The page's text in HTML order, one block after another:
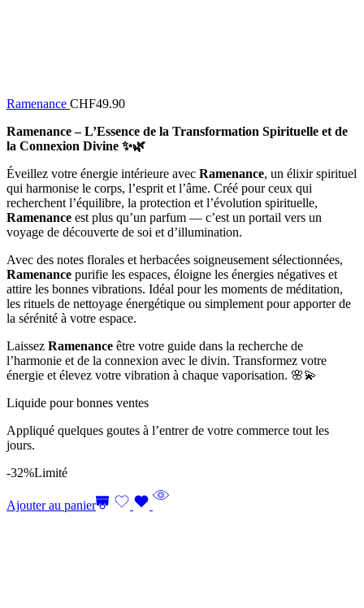
Ramenance CHF49.90
Ramenance – L’Essence de la Transformation Spirituelle et de
la Connexion Divine ✨🌿
Éveillez votre énergie intérieure avec Ramenance, un élixir spirituel
qui harmonise le corps, l’esprit et l’âme. Créé pour ceux qui
recherchent l’équilibre, la protection et l’évolution spirituelle,
Ramenance est plus qu’un parfum — c’est un portail vers un
voyage de découverte de soi et d’illumination.
Avec des notes florales et herbacées soigneusement sélectionnées,
Ramenance purifie les espaces, éloigne les énergies négatives et
attire les bonnes vibrations. Idéal pour les moments de méditation,
les rituels de nettoyage énergétique ou simplement pour apporter de
la sérénité à votre espace.
Laissez Ramenance être votre guide dans la recherche de
l’harmonie et de la connexion avec le divin. Transformez votre
énergie et élevez votre vibration à chaque vaporisation. 🌸💫
Liquide pour bonnes ventes
Appliqué quelques goutes à l’entrer de votre commerce tout les
jours.
-32%Limité
Ajouter au panier